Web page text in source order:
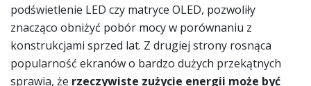
podświetlenie LED czy matryce OLED, pozwoliły
znacząco obniżyć pobór mocy w porównaniu z
konstrukcjami sprzed lat. Z drugiej strony rosnąca
popularność ekranów o bardzo dużych przekątnych
sprawia, że rzeczywiste zużycie energii może być